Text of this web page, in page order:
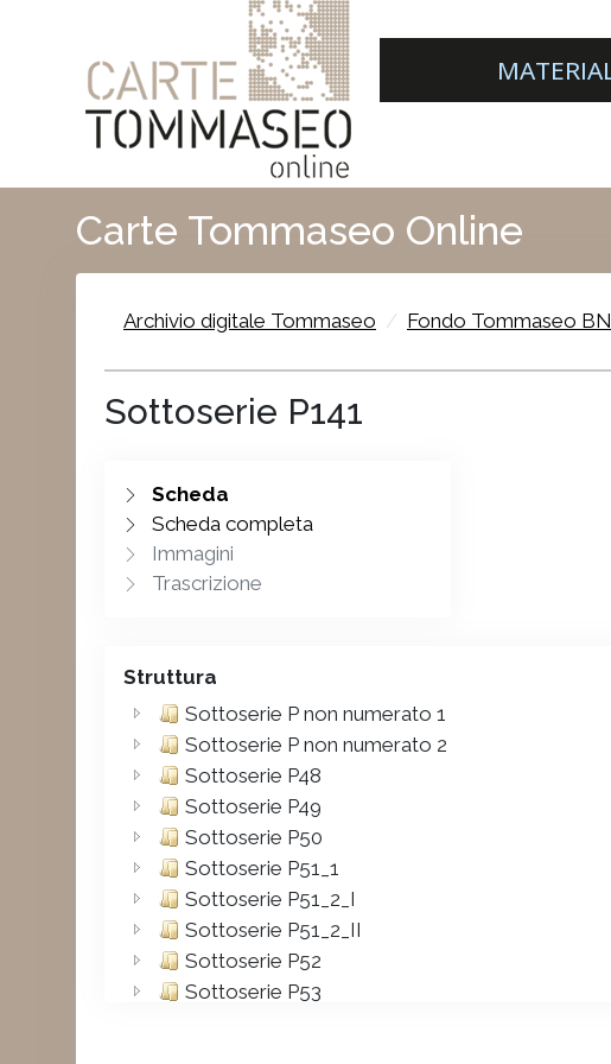
Carte Tommaseo Online
Archivio digitale Tommaseo Fondo Tommaseo
Sottoserie P141
Scheda
Scheda completa
Immagini
Trascrizione
Struttura
Sottoserie P non numerato 1
Sottoserie P non numerato 2
Sottoserie P48
Sottoserie P49
Sottoserie P50
Sottoserie P51_1
Sottoserie P51_2_I
Sottoserie P51_2_II
Sottoserie P52
Sottoserie P53